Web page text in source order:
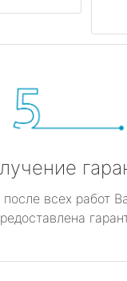
всех работ